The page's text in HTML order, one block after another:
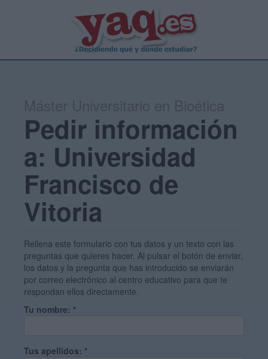
Pedir información
a: Universidad
Francisco de
Vitoria
Rellena este formulario con tus datos y un texto con las
preguntas que quieres hacer. Al pulsar el botón de enviar,
los datos y la pregunta que has introducido se enviarán
por correo electrónico al centro educativo para que te
respondan ellos directamente.
Tu nombre: *
Tus apellidos: *